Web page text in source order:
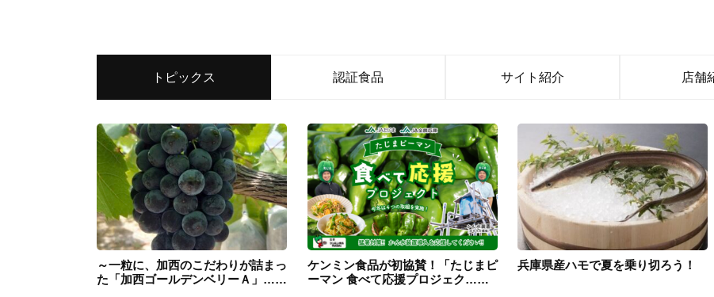
トピックス 認証食品 サイト紹介 店舗
～一粒に、加西のこだわりが詰まっ
た「加西ゴールデンベリーＡ」……
ケンミン食品が初協賛！「たじまピ
ーマン 食べて応援プロジェク……
兵庫県産ハモで夏を乗り切ろう！